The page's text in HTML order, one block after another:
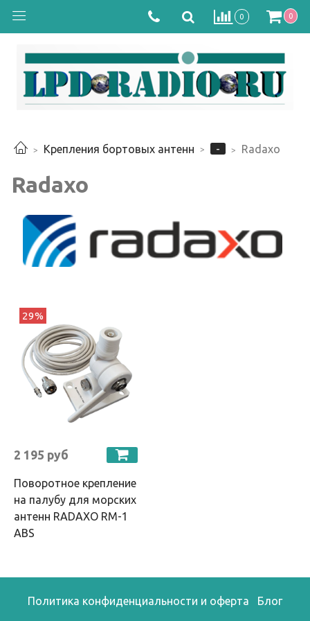
0 0
Крепления бортовых антенн - Radaxo
Radaxo
29%
2 195 руб
Поворотное крепление
на палубу для морских
антенн RADAXO RM-1
ABS
Политика конфиденциальности и оферта Блог